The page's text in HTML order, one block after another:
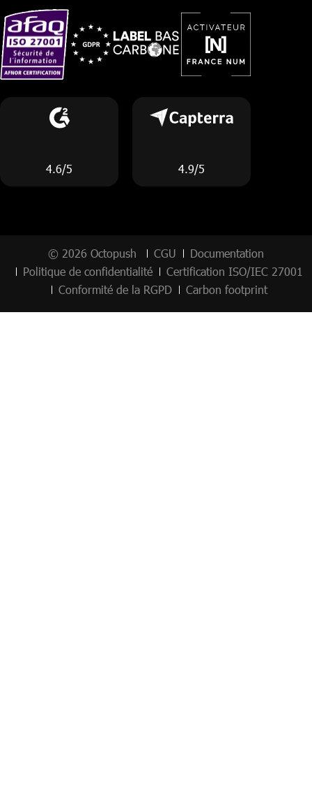
4.6/5 4.9/5
© 2026 Octopush CGU
Documentation
Politique de confidentialité
Certification ISO/IEC 27001
Conformité de la RGPD
Carbon footprint